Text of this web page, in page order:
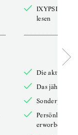
lesen
Die aktuelle
Das jährliche
Persönliches
erworbenen